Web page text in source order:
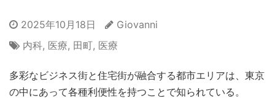
2025年10月18日
Giovanni
内科, 医療, 田町, 医療
多彩なビジネス街と住宅街が融合する都市エリアは、東京
の中にあって各種利便性を持つことで知られている。